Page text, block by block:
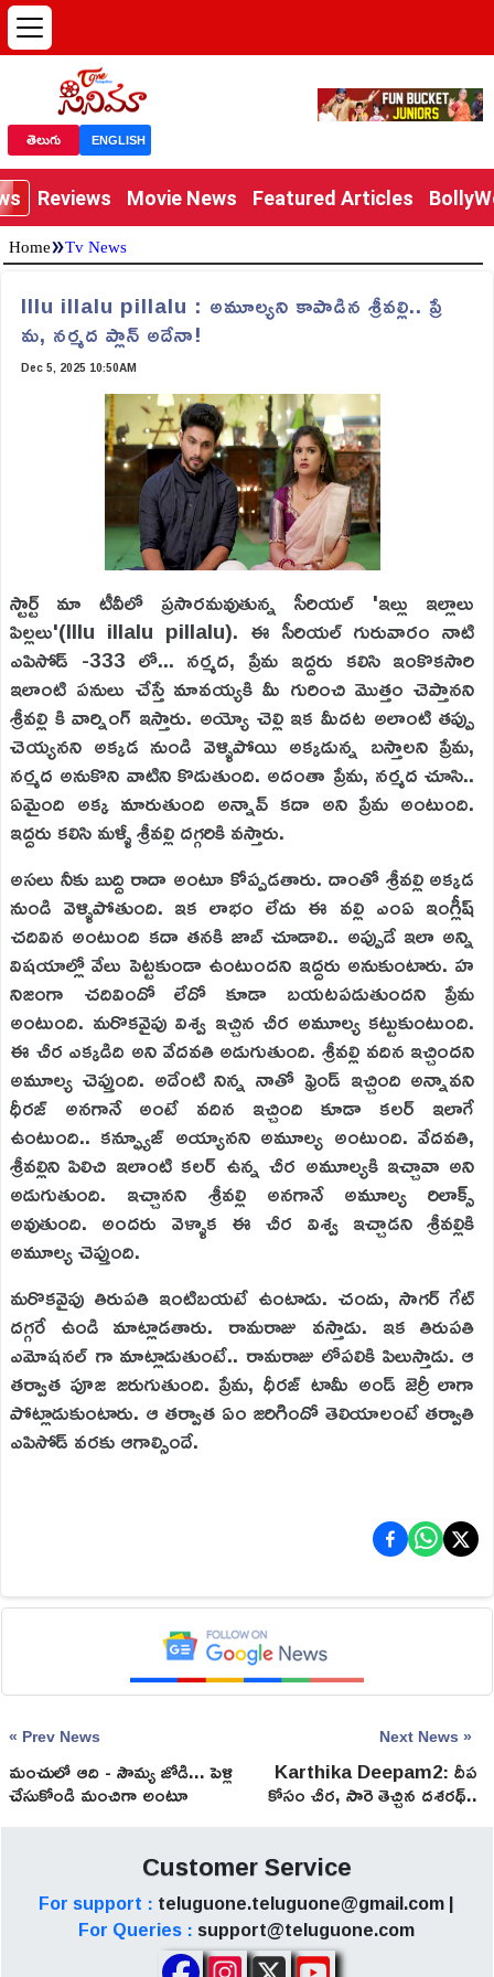
తెలుగు ENGLISH
Reviews Movie News Featured Articles
Home»Tv News
Illu illalu pillalu : అమూల్యని కాపాడిన శ్రీవల్లి.. ప్రే
మ, నర్మద ప్లాన్ అదేనా!
Dec 5, 2025 10:50AM
స్టార్ట్ మా టీవీలో ప్రసారమవుతున్న సీరియల్ 'ఇల్లు ఇల్లాలు
పిల్లలు'(Illu illalu pillalu). ఈ సీరియల్ గురువారం నాటి
ఎపిసోడ్ -333 లో... నర్మద, ప్రేమ ఇద్దరు కలిసి ఇంకొకసారి
ఇలాంటి పనులు చేస్తే మావయ్యకి మీ గురించి మొత్తం చెప్తానని
శ్రీవల్లి కి వార్నింగ్ ఇస్తారు. అయ్యో చెల్లి ఇక మీదట అలాంటి తప్పు
చెయ్యనని అక్కడ నుండి వెళ్ళిపోయి అక్కడున్న బస్తాలని ప్రేమ,
నర్మద అనుకొని వాటిని కొడుతుంది. అదంతా ప్రేమ, నర్మద చూసి..
ఏమైంది అక్క మారుతుంది అన్నావ్ కదా అని ప్రేమ అంటుంది.
ఇద్దరు కలిసి మళ్ళీ శ్రీవల్లి దగ్గరికి వస్తారు.
అసలు నీకు బుద్ది రాదా అంటూ కోప్పడతారు. దాంతో శ్రీవల్లి అక్కడ
నుండి వెళ్ళిపోతుంది. ఇక లాభం లేదు ఈ వల్లి ఎంఏ ఇంగ్లీష్
చదివిన అంటుంది కదా తనకి జాబ్ చూడాలి.. అప్పుడే ఇలా అన్ని
విషయాల్లో వేలు పెట్టకుండా ఉంటుందని ఇద్దరు అనుకుంటారు. హ
నిజంగా చదివిందో లేదో కూడా బయటపడుతుందని ప్రేమ
అంటుంది. మరొకవైపు విశ్వ ఇచ్చిన చీర అమూల్య కట్టుకుంటుంది.
ఈ చీర ఎక్కడిది అని వేదవతి అడుగుతుంది. శ్రీవల్లి వదిన ఇచ్చిందని
అమూల్య చెప్తుంది. అదేంటి నిన్న నాతో ఫ్రెండ్ ఇచ్చింది అన్నావని
ధీరజ్ అనగానే అంటే వదిన ఇచ్చింది కూడా కలర్ ఇలాగే
ఉంటుంది.. కన్ఫ్యూజ్ అయ్యానని అమూల్య అంటుంది. వేదవతి,
శ్రీవల్లిని పిలిచి ఇలాంటి కలర్ ఉన్న చీర అమూల్యకి ఇచ్చావా అని
అడుగుతుంది. ఇచ్చానని శ్రీవల్లి అనగానే అమూల్య రిలాక్స్
అవుతుంది. అందరు వెళ్ళాక ఈ చీర విశ్వ ఇచ్చాడని శ్రీవల్లికి
అమూల్య చెప్తుంది.
మరొకవైపు తిరుపతి ఇంటిబయటే ఉంటాడు. చందు, సాగర్ గేట్
దగ్గరే ఉండి మాట్లాడతారు. రామరాజు వస్తాడు. ఇక తిరుపతి
ఎమోషనల్ గా మాట్లాడుతుంటే.. రామరాజు లోపలికి పిలుస్తాడు. ఆ
తర్వాత పూజ జరుగుతుంది. ప్రేమ, ధీరజ్ టామీ అండ్ జెర్రీ లాగా
పోట్లాడుకుంటారు. ఆ తర్వాత ఏం జరిగిందో తెలియాలంటే తర్వాతి
ఎపిసోడ్ వరకు ఆగాల్సిందే.
« Prev News
మంచులో ఆది - సౌమ్య జోడి... పెళ్లి
చేసుకోండి మంచిగా అంటూ
Next News »
Karthika Deepam2: దీప
కోసం చీర, సారె తెచ్చిన దశరథ్..
పెళ్ళికి ఒకే చెప్పిన జ్యోత్స్న!
Customer Service
For support : teluguone.teluguone@gmail.com |
For Queries : support@teluguone.com